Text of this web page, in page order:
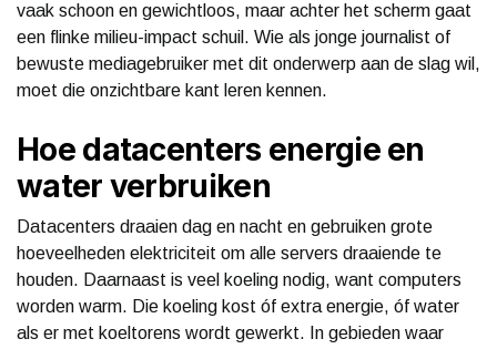
vaak schoon en gewichtloos, maar achter het scherm gaat
een flinke milieu-impact schuil. Wie als jonge journalist of
bewuste mediagebruiker met dit onderwerp aan de slag wil,
moet die onzichtbare kant leren kennen.
Hoe datacenters energie en
water verbruiken
Datacenters draaien dag en nacht en gebruiken grote
hoeveelheden elektriciteit om alle servers draaiende te
houden. Daarnaast is veel koeling nodig, want computers
worden warm. Die koeling kost óf extra energie, óf water
als er met koeltorens wordt gewerkt. In gebieden waar